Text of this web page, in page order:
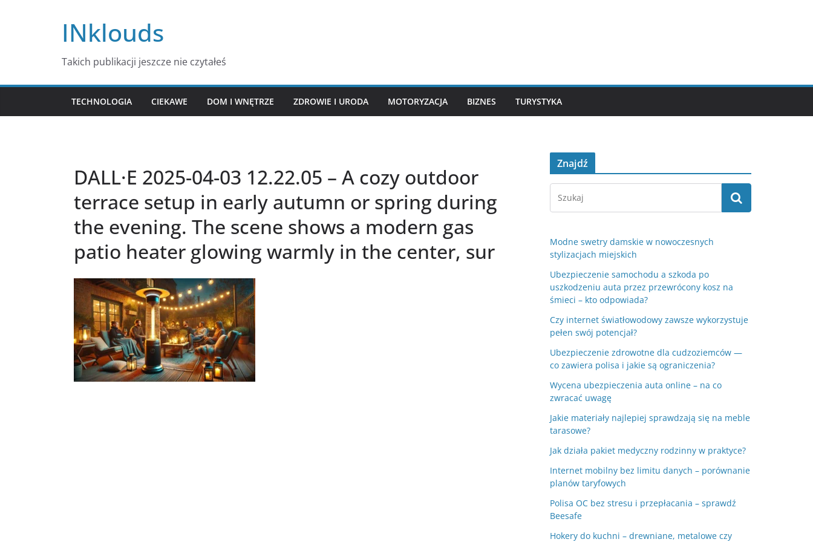
INklouds
Takich publikacji jeszcze nie czytałeś
TECHNOLOGIA CIEKAWE DOM I WNĘTRZE ZDROWIE I URODA MOTORYZACJA BIZNES TURYSTYKA
DALL·E 2025-04-03 12.22.05 – A cozy outdoor
terrace setup in early autumn or spring during
the evening. The scene shows a modern gas
patio heater glowing warmly in the center, sur
Znajdź
Modne swetry damskie w nowoczesnych
stylizacjach miejskich
Ubezpieczenie samochodu a szkoda po
uszkodzeniu auta przez przewrócony kosz na
śmieci – kto odpowiada?
Czy internet światłowodowy zawsze wykorzystuje
pełen swój potencjał?
Ubezpieczenie zdrowotne dla cudzoziemców —
co zawiera polisa i jakie są ograniczenia?
Wycena ubezpieczenia auta online – na co
zwracać uwagę
Jakie materiały najlepiej sprawdzają się na meble
tarasowe?
Jak działa pakiet medyczny rodzinny w praktyce?
Internet mobilny bez limitu danych – porównanie
planów taryfowych
Polisa OC bez stresu i przepłacania – sprawdź
Beesafe
Hokery do kuchni – drewniane, metalowe czy